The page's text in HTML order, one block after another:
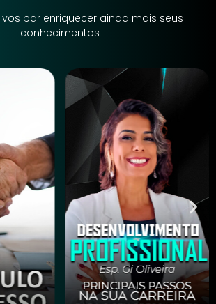
par enriquecer ainda mais seus
conhecimentos